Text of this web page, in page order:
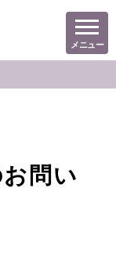
メニュー
お問い